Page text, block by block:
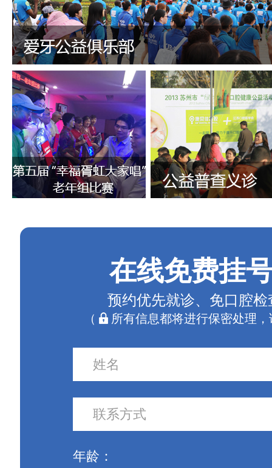
在线免费挂
预约优先就诊、免口腔检
（ 所有信息都将进行保密处理，
年龄：